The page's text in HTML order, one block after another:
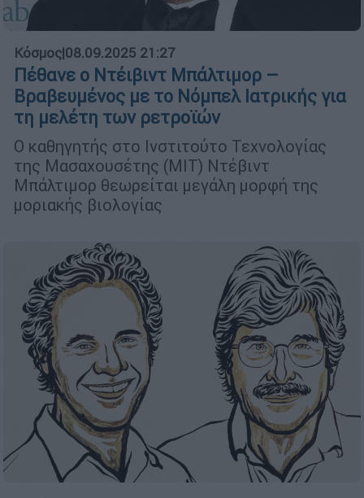
Κόσμος|08.09.2025 21:27
Πέθανε ο Ντέιβιντ Μπάλτιμορ –
Βραβευμένος με το Νόμπελ Ιατρικής για
τη μελέτη των ρετροϊών
Ο καθηγητής στο Ινστιτούτο Τεχνολογίας
της Μασαχουσέτης (ΜΙΤ) Ντέβιντ
Μπάλτιμορ θεωρείται μεγάλη μορφή της
μοριακής βιολογίας